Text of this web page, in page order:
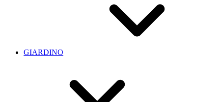
GIARDINO